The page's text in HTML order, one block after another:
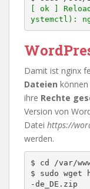
[ ok ]
ystemctl):
Damit ist nginx
Dateien können
ihre Rechte
Version von
Datei https://
werden.
$ cd /var/
$ sudo